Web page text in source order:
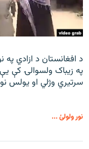
د افغانستان د ازادي
په زیباک ولسوالۍ کې
سرتیري وژلي او یولس
نور ولولئ ...